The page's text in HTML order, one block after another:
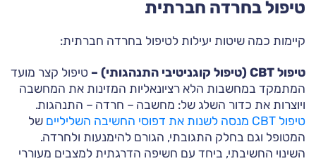
טיפול בחרדה חברתית
קיימות כמה שיטות יעילות לטיפול בחרדה חברתית:
טיפול CBT (טיפול קוגניטיבי התנהגותי) –
טיפול קצר מועד
המתמקד במחשבות הלא רציונאליות המזינות את המחשבה
ויוצרות את כדור השלג של: מחשבה – חרדה – התנהגות.
טיפול CBT מנסה לשנות את דפוסי החשיבה השליליים
של
המטופל וגם בחלק התגובתי, הגורם להימנעות ולחרדה.
השינוי החשיבתי, ביחד עם חשיפה הדרגתית למצבים מעוררי